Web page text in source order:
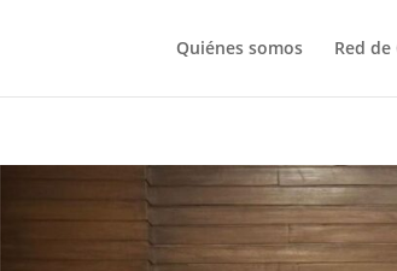
Quiénes somos Red